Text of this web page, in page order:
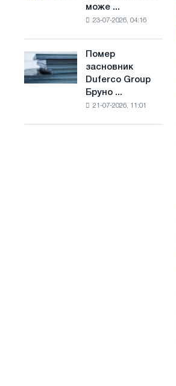
судноплавство
Саудівської
сталі
може ...
23-07-2026, 04:16
Помер
засновник
Duferco
Помер
засновник
Duferco Group
Бруно ...
21-07-2026, 11:01